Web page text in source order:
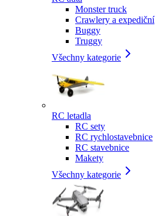
Monster truck
Crawlery a expediční
Buggy
Truggy
Všechny kategorie
RC letadla
RC sety
RC rychlostavebnice
RC stavebnice
Makety
Všechny kategorie